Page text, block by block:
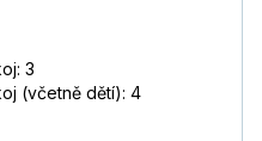
3
(včetně dětí): 4